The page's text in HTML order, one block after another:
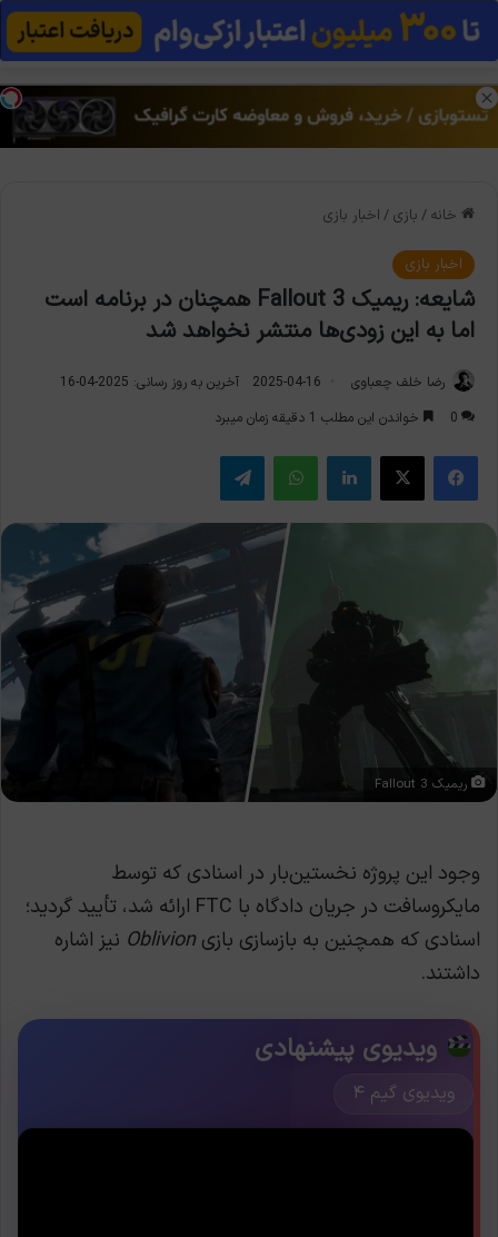
منو
خانه / بازی / اخبار بازی
اخبار بازی
شایعه: ریمیک Fallout 3 همچنان در برنامه است
اما به این زودی‌ها منتشر نخواهد شد
رضا خلف چعباوی 2025-04-16
آخرین به روز رسانی: 2025-04-16
0
خواندن این مطلب 1 دقیقه زمان میبرد
فیس بوک X لینکدین واتس آپ تلگرام
ریمیک Fallout 3
وجود این پروژه نخستین‌بار در اسنادی که توسط
مایکروسافت در جریان دادگاه با FTC ارائه شد، تأیید گردید؛
اسنادی که همچنین به بازسازی بازیOblivion نیز اشاره
داشتند.
ویدیوی پیشنهادی
ویدیوی گیم ۴